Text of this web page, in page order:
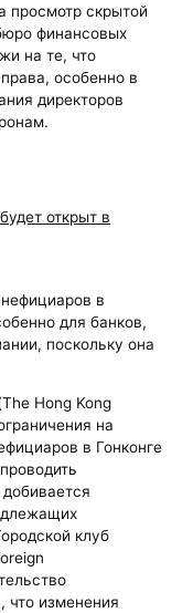
просмотр скрытой
финансовых
на те, что
особенно в
директоров
открыт в
в
для банков,
поскольку она
Hong Kong
на
в Гонконге
клуб
что изменения